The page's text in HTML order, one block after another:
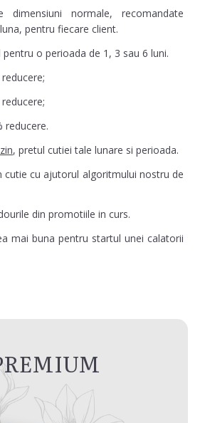
dimensiuni normale, recomandate
pentru fiecare client.
o perioada de 1, 3 sau 6 luni.
reducere.
, pretul cutiei tale lunare si perioada.
cutie cu ajutorul algoritmului nostru de
din promotiile in curs.
mai buna pentru startul unei calatorii